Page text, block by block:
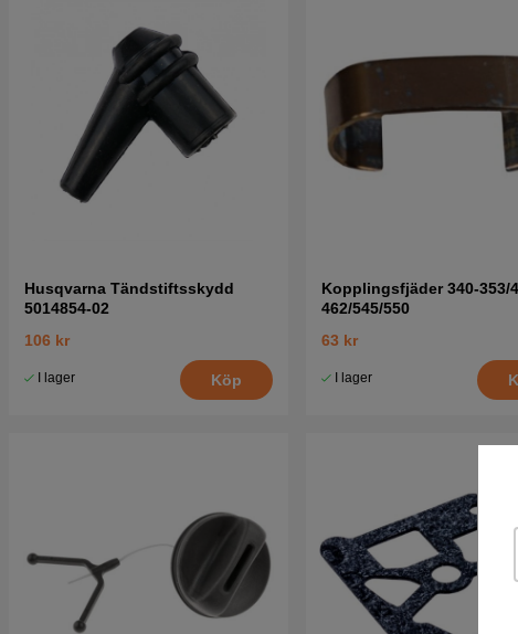
Husqvarna Tändstiftsskydd
5014854-02
106 kr
I lager Köp
Kopplingsfjäder 340-353/
462/545/550
63 kr
I lager